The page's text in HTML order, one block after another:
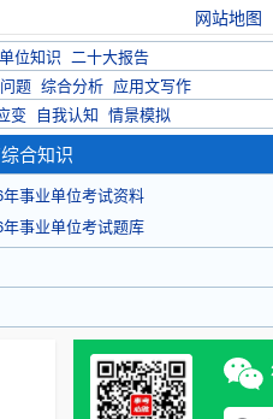
网站地图
位知识 二十大报告
题 综合分析 应用文写作
变 自我认知 情景模拟
合知识
年事业单位考试资料
年事业单位考试题库